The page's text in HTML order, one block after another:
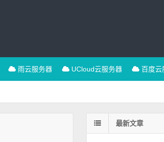
雨云服务器 UCloud云服务器 百度云
最新文章